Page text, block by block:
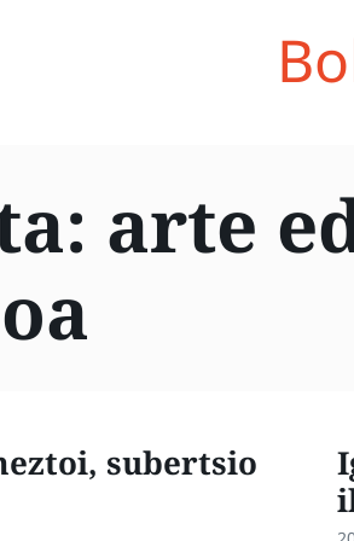
arte
subertsio